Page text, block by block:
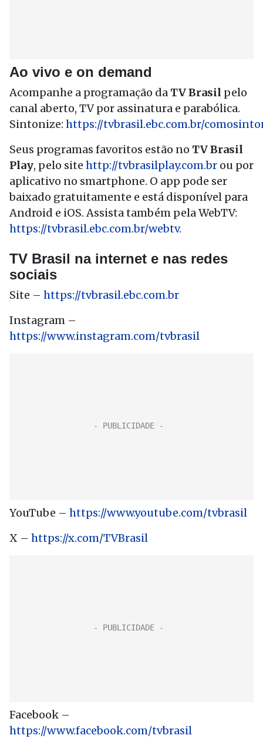
Ao vivo e on demand
Acompanhe a programação da TV Brasil pelo
canal aberto, TV por assinatura e parabólica.
Sintonize: https://tvbrasil.ebc.com.br/
Seus programas favoritos estão no TV Brasil
Play, pelo site http://tvbrasilplay.com.br ou por
aplicativo no smartphone. O app pode ser
baixado gratuitamente e está disponível para
Android e iOS. Assista também pela WebTV:
https://tvbrasil.ebc.com.br/webtv.
TV Brasil na internet e nas redes
sociais
Site – https://tvbrasil.ebc.com.br
Instagram –
https://www.instagram.com/tvbrasil
YouTube – https://www.youtube.com/tvbrasil
X – https://x.com/TVBrasil
Facebook –
https://www.facebook.com/tvbrasil